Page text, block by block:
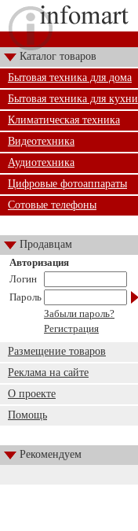
Каталог товаров
Бытовая техника для дома
Бытовая техника для кухни
Климатическая техника
Видеотехника
Аудиотехника
Цифровые фотоаппараты
Сотовые телефоны
Продавцам
Авторизация
Логин
Пароль
Забыли пароль?
Регистрация
Размещение товаров
Реклама на сайте
О проекте
Помощь
Рекомендуем